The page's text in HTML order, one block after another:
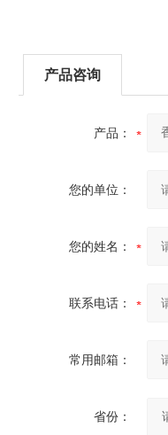
产品咨询
产品：
您的单位：
您的姓名：
联系电话：
常用邮箱：
省份：